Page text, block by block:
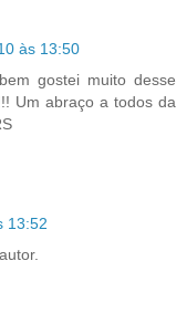
às 13:50
gostei muito desse
Um abraço a todos da
13:52